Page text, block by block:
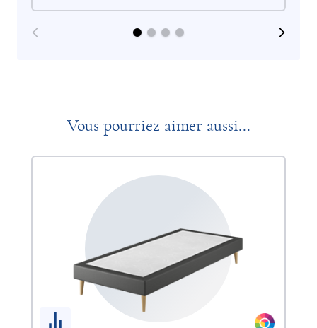
Vous pourriez aimer aussi...